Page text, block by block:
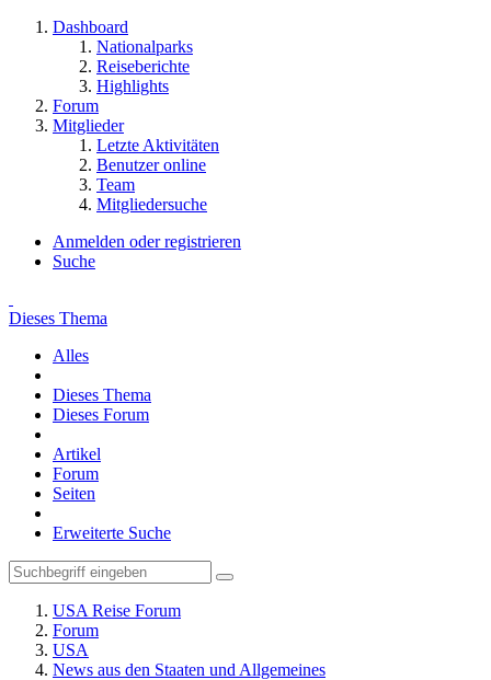
Dashboard
Nationalparks
Reiseberichte
Highlights
Forum
Mitglieder
Letzte Aktivitäten
Benutzer online
Team
Mitgliedersuche
Anmelden oder registrieren
Suche
Dieses Thema
Alles
Dieses Thema
Dieses Forum
Artikel
Forum
Seiten
Erweiterte Suche
USA Reise Forum
Forum
USA
News aus den Staaten und Allgemeines